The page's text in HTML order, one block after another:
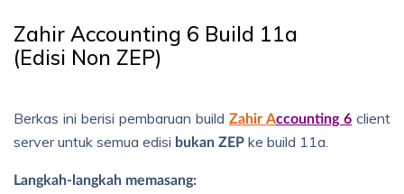
Zahir Accounting 6 Build 11a
(Edisi Non ZEP)
Berkas ini berisi pembaruan build Zahir Accounting 6 client
server untuk semua edisi bukan ZEP ke build 11a.
Langkah-langkah memasang: